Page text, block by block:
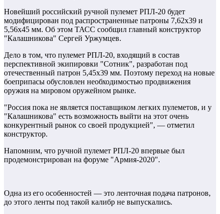
Новейший российский ручной пулемет РПЛ-20 будет
модифицирован под распространенные патроны 7,62х39 и
5,56х45 мм. Об этом ТАСС сообщил главный конструктор
"Калашникова" Сергей Уржумцев.
Дело в том, что пулемет РПЛ-20, входящий в состав
перспективной экипировки "Сотник", разработан под
отечественный патрон 5,45х39 мм. Поэтому переход на новые
боеприпасы обусловлен необходимостью продвижения
оружия на мировом оружейном рынке.
"Россия пока не является поставщиком легких пулеметов, и у
"Калашникова" есть возможность выйти на этот очень
конкурентный рынок со своей продукцией", — отметил
конструктор.
Напомним, что ручной пулемет РПЛ-20 впервые был
продемонстрирован на форуме "Армия-2020".
Одна из его особенностей — это ленточная подача патронов,
до этого ленты под такой калибр не выпускались.